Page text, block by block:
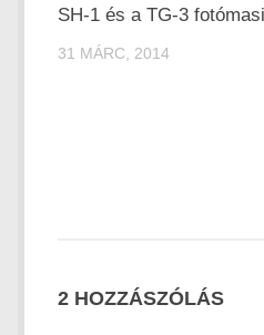
SH-1 és a TG-3
31 MÁRC, 2014
2 HOZZÁSZÓLÁS